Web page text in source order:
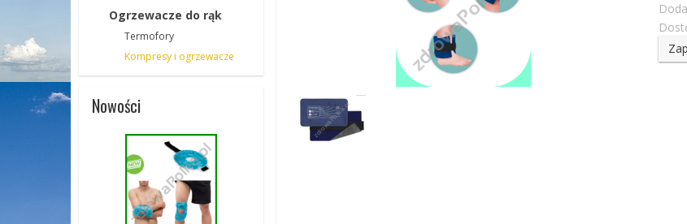
Ogrzewacze do rąk
Termofory
Kompresy i ogrzewacze
Nowości